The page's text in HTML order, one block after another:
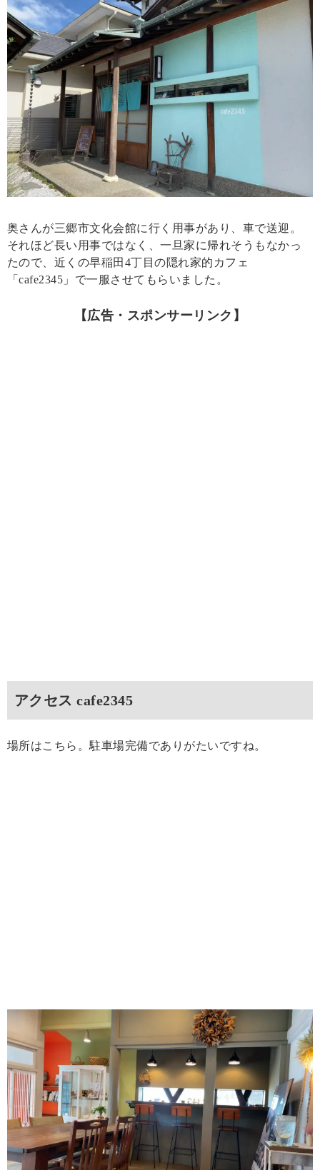
奥さんが三郷市文化会館に行く用事があり、車で送迎。
それほど長い用事ではなく、一旦家に帰れそうもなかっ
たので、近くの早稲田4丁目の隠れ家的カフェ
「cafe2345」で一服させてもらいました。
【広告・スポンサーリンク】
アクセス cafe2345
場所はこちら。駐車場完備でありがたいですね。